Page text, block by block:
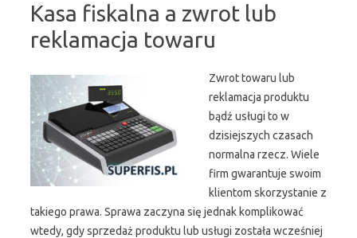
Kasa fiskalna a zwrot lub
reklamacja towaru
Zwrot towaru lub
reklamacja produktu
bądź usługi to w
dzisiejszych czasach
normalna rzecz. Wiele
firm gwarantuje swoim
klientom skorzystanie z
takiego prawa. Sprawa zaczyna się jednak komplikować
wtedy, gdy sprzedaż produktu lub usługi została wcześniej